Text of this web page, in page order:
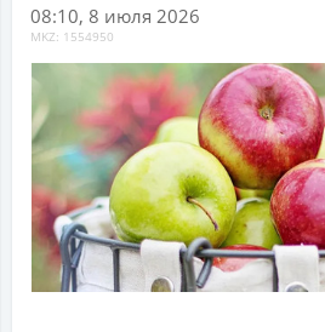
08:10, 8 июля 2026
MKZ: 1554950